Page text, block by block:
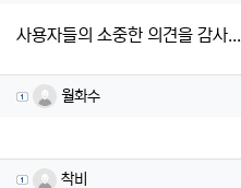
사용자들의 소중한 의견을 감사...
월화수님의 댓글
월화수
착비님의 댓글
착비